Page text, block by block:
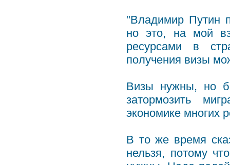
"Владимир Путин
но это, на мой
ресурсами в
получения визы
Визы нужны, но
затормозить
экономике многих
В то же время
нельзя, потому